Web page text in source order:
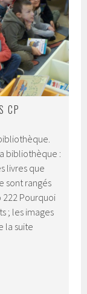
CP
bibliothèque :
livres que
sont rangés
Pourquoi
; les images
la suite